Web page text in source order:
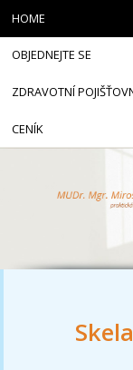
HOME
OBJEDNEJTE SE
ZDRAVOTNÍ
CENÍK